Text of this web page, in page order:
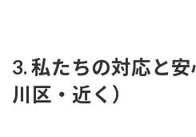
3. 私たちの対応と
川区・近く）